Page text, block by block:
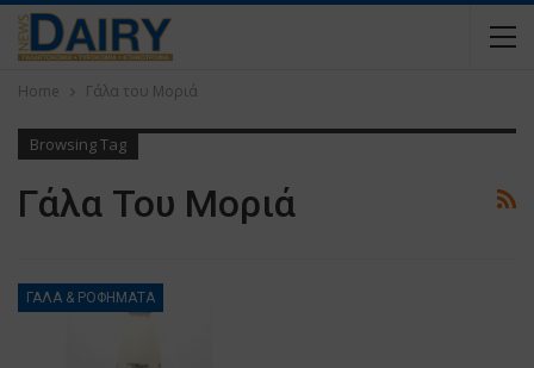
Home Γάλα του Μοριά
Browsing Tag
Γάλα Του Μοριά
ΓΑΛΑ & ΡΟΦΗΜΑΤΑ